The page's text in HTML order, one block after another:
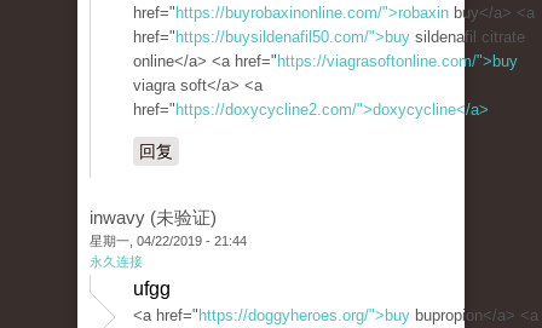
href=" https://buyrobaxinonline.com/">robaxin buy</a> <a
href=" https://buysildenafil50.com/">buy sildenafil citrate
online</a> <a href=" https://viagrasoftonline.com/">buy
viagra soft</a> <a
href=" https://doxycycline2.com/">doxycycline</a>
回复
inwavy (未验证)
星期一, 04/22/2019 - 21:44
永久连接
ufgg
<a href=" https://doggyheroes.org/">buy bupropion</a> <a